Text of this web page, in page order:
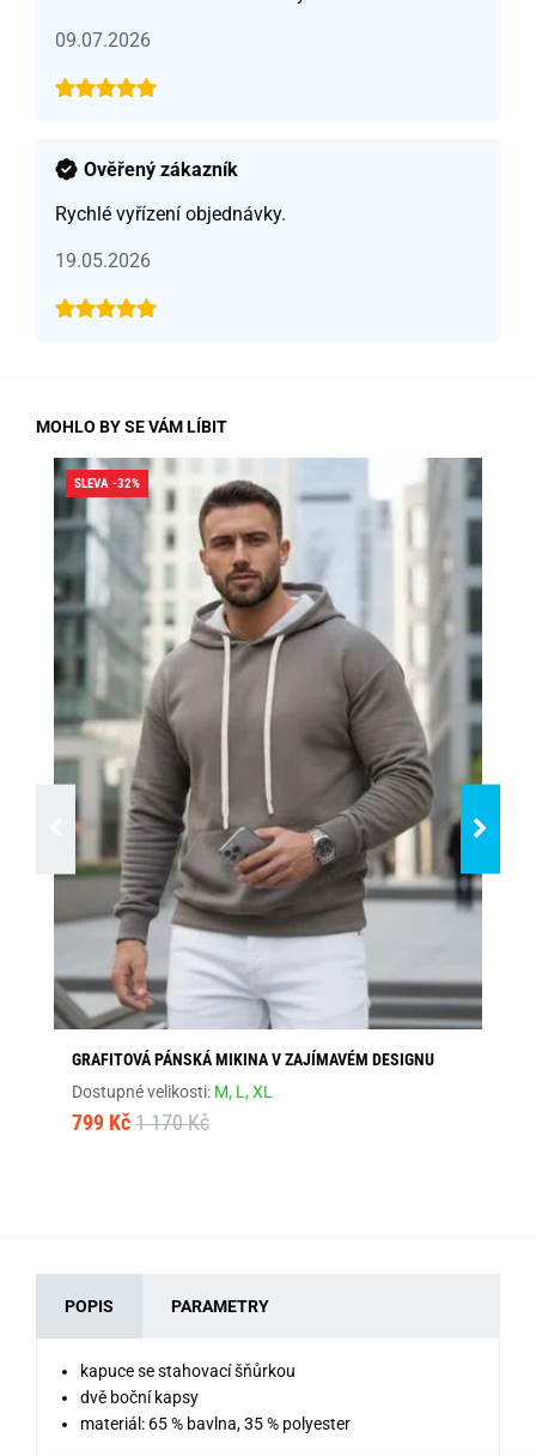
09.07.2026
Ověřený zákazník
Rychlé vyřízení objednávky.
19.05.2026
MOHLO BY SE VÁM LÍBIT
SLEVA -32%
GRAFITOVÁ PÁNSKÁ MIKINA V ZAJÍMAVÉM DESIGNU
Dostupné velikosti: M, L,XL
799 Kč 1 170 Kč
POPIS PARAMETRY
kapuce se stahovací šňůrkou
dvě boční kapsy
materiál: 65 % bavlna, 35 % polyester